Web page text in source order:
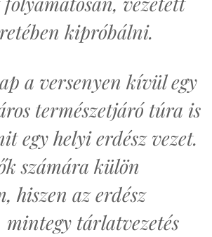
kipróbálni.
a versenyen kívül egy
természetjáró túra is
egy helyi erdész vezet.
számára külön
hiszen az erdész
mintegy tárlatvezetés